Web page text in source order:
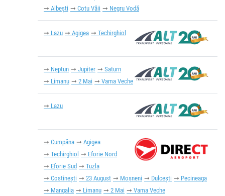
Albești
Cotu Văii Negru Vodă
Lazu Agigea Techirghiol
Neptun Jupiter
Saturn
Limanu
2 Mai Vama Veche
Lazu
Cumpăna
Agigea
Techirghiol
Eforie Nord
Eforie Sud
Tuzla
Costinești
23 August Moșneni Dulcești
Pecineaga
Mangalia
Limanu 2 Mai Vama Veche